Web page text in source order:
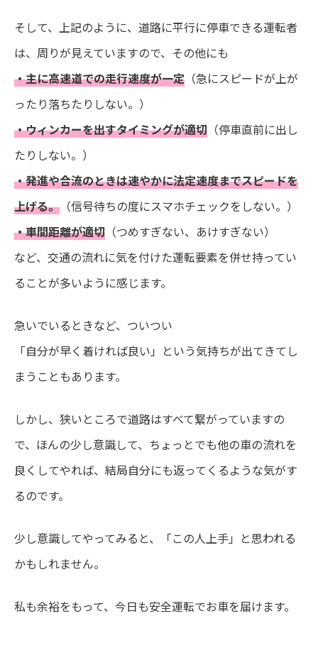
そして、上記のように、道路に平行に停車できる運転者
は、周りが見えていますので、その他にも
・主に高速道での走行速度が一定 （急にスピードが上が
ったり落ちたりしない。）
・ウィンカーを出すタイミングが適切 （停車直前に出し
たりしない。）
・発進や合流のときは速やかに法定速度までスピードを
上げる。 （信号待ちの度にスマホチェックをしない。）
・車間距離が適切 （つめすぎない、あけすぎない）
など、交通の流れに気を付けた運転要素を併せ持ってい
ることが多いように感じます。
急いでいるときなど、ついつい
「自分が早く着ければ良い」という気持ちが出てきてし
まうこともあります。
しかし、狭いところで道路はすべて繋がっていますの
で、ほんの少し意識して、ちょっとでも他の車の流れを
良くしてやれば、結局自分にも返ってくるような気がす
るのです。
少し意識してやってみると、「この人上手」と思われる
かもしれません。
私も余裕をもって、今日も安全運転でお車を届けます。